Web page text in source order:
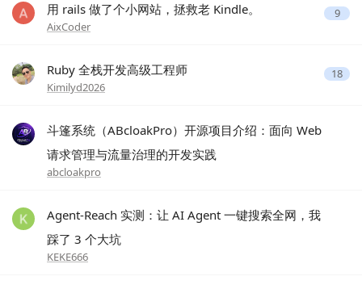
用 rails 做了个小网站，拯救老 Kindle。
AixCoder
9
Ruby 全栈开发高级工程师
Kimilyd2026
18
斗篷系统（ABcloakPro）开源项目介绍：面向 Web
请求管理与流量治理的开发实践
abcloakpro
Agent-Reach 实测：让 AI Agent 一键搜索全网，我
踩了 3 个大坑
KEKE666